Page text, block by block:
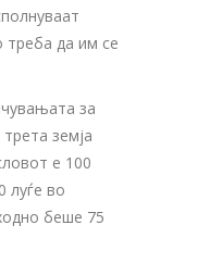
треба да им се
за
земја
е 100
луѓе во
беше 75